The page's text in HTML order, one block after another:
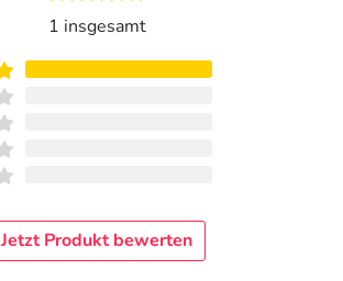
1 insgesamt
Jetzt Produkt bewerten